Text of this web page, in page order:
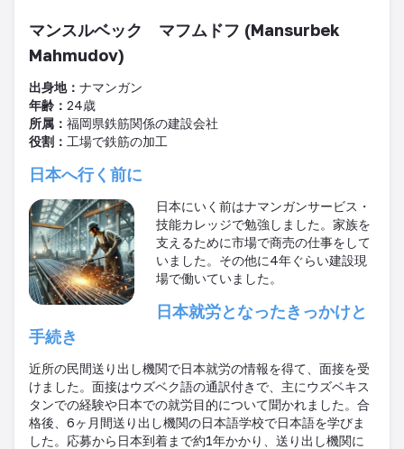
マンスルベック マフムドフ (Mansurbek
Mahmudov)
出身地： ナマンガン
年齢： 24歳
所属： 福岡県鉄筋関係の建設会社
役割： 工場で鉄筋の加工
日本へ行く前に
日本にいく前はナマンガンサービス・
技能カレッジで勉強しました。家族を
支えるために市場で商売の仕事をして
いました。その他に4年ぐらい建設現
場で働いていました。
日本就労となったきっかけと
手続き
近所の民間送り出し機関で日本就労の情報を得て、面接を受
けました。面接はウズベク語の通訳付きで、主にウズベキス
タンでの経験や日本での就労目的について聞かれました。合
格後、 6ヶ月間送り出し機関の日本語学校で日本語を学びま
した。応募から日本到着まで約1年かかり、送り出し機関に